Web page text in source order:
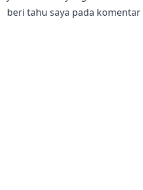
beri tahu saya pada